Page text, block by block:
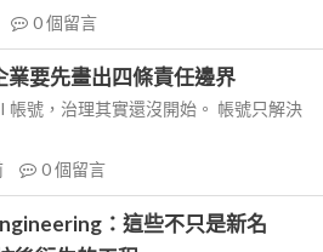
0個留言
要先畫出四條責任邊界
帳號，治理其實還沒開始。 帳號只解決
0個留言
：這些不只是新名